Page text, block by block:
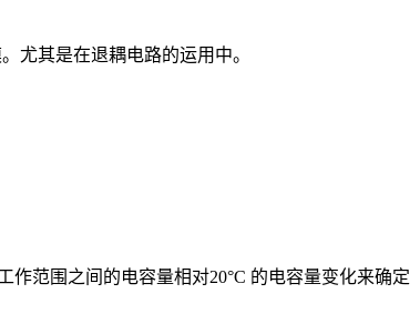
尤其是在退耦电路的运用中。
范围之间的电容量相对20°C 的电容量变化来确定